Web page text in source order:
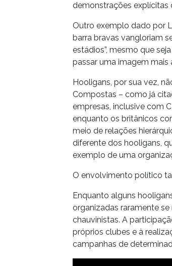
demonstrações explícitas
Outro exemplo dado por
barra bravas vangloriam
estádios”, mesmo que
passar uma imagem mais
Hooligans, por sua vez,
Compostas – como já
empresas, inclusive com
enquanto os britânicos
meio de relações
diferente dos hooligans,
exemplo de uma
O envolvimento político
Enquanto alguns
organizadas raramente
chauvinistas. A
próprios clubes e à
campanhas de